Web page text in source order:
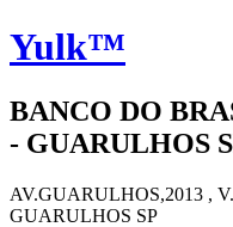
Yulk™
BANCO DO
- GUARULHOS
AV.GUARULHOS,2013 ,
GUARULHOS SP